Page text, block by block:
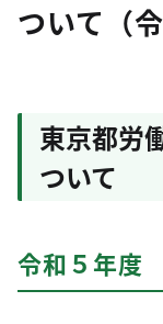
ついて（
東京都労
ついて
令和５年度